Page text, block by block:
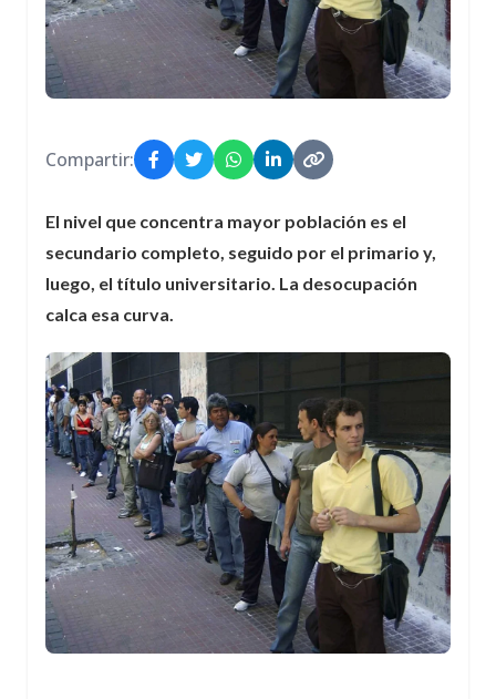
Compartir:
El nivel que concentra mayor población es el
secundario completo, seguido por el primario y,
luego, el título universitario. La desocupación
calca esa curva.